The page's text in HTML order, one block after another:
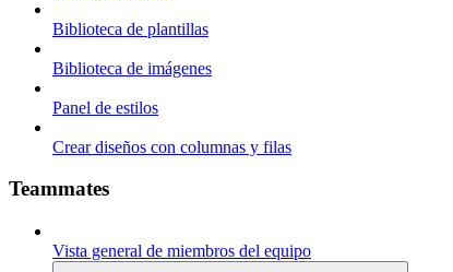
Biblioteca de plantillas
Biblioteca de imágenes
Panel de estilos
Crear diseños con columnas y filas
Teammates
Vista general de miembros del equipo